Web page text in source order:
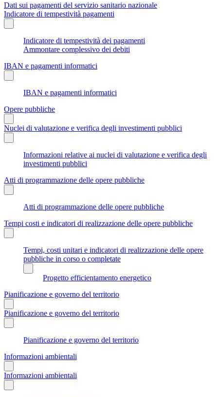
Dati sui pagamenti del servizio sanitario nazionale
Indicatore di tempestività pagamenti
Indicatore di tempestività dei pagamenti
Ammontare complessivo dei debiti
IBAN e pagamenti informatici
IBAN e pagamenti informatici
Opere pubbliche
Nuclei di valutazione e verifica degli investimenti pubblici
Informazioni relative ai nuclei di valutazione e verifica degli
investimenti pubblici
Atti di programmazione delle opere pubbliche
Atti di programmazione delle opere pubbliche
Tempi costi e indicatori di realizzazione delle opere pubbliche
Tempi, costi unitari e indicatori di realizzazione delle opere
pubbliche in corso o completate
Progetto efficientamento energetico
Pianificazione e governo del territorio
Pianificazione e governo del territorio
Pianificazione e governo del territorio
Informazioni ambientali
Informazioni ambientali